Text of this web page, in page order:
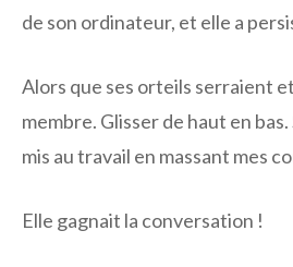
de son ordinateur, et elle a
Alors que ses orteils serraient
membre. Glisser de haut en
mis au travail en massant mes
Elle gagnait la conversation !